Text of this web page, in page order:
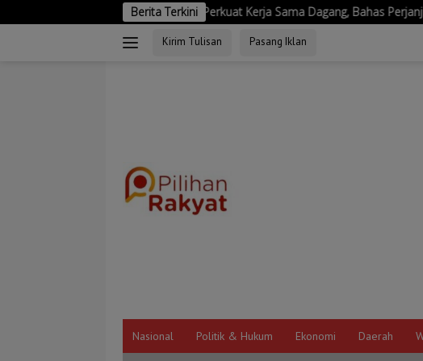
ke
Berita Terkini
Indonesia-India Perkuat Kerja Sama Dagang, Bahas Perjanjian Perdagangan
Kirim Tulisan Pasang Iklan
Nasional Politik & Hukum Ekonomi Daerah